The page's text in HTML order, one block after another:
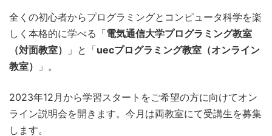
全くの初心者からプログラミングとコンピュータ科学を楽
しく本格的に学べる「電気通信大学プログラミング教室
（対面教室）
」と「uecプログラミング教室（オンライン
教室）
」。
2023年12月から学習スタートをご希望の方に向けてオン
ライン説明会を開きます。今月は両教室にて受講生を募集
します。